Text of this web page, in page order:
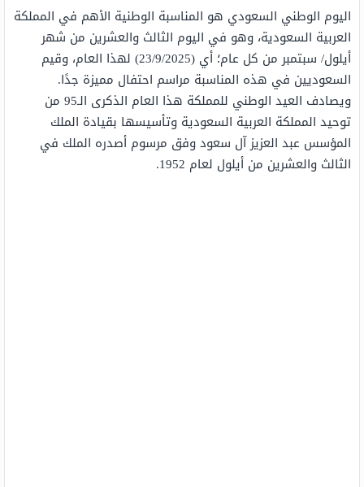
اليوم الوطني السعودي هو المناسبة الوطنية الأهم في المملكة
العربية السعودية، وهو في اليوم الثالث والعشرين من شهر
أيلول/ سبتمبر من كل عام؛ أي (23/9/2025) لهذا العام، وقيم
السعوديين في هذه المناسبة مراسم احتفال مميزة جدًا.
ويصادف العيد الوطني للمملكة هذا العام الذكرى الـ95 من
توحيد المملكة العربية السعودية وتأسيسها بقيادة الملك
المؤسس عبد العزيز آل سعود وفق مرسوم أصدره الملك في
الثالث والعشرين من أيلول لعام 1952.